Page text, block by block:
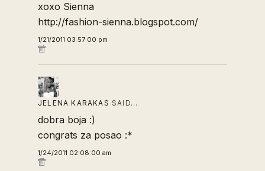
xoxo Sienna
http://fashion-sienna.blogspot.com/
1/21/2011 03:57:00 pm
JELENA KARAKAS SAID…
dobra boja :)
congrats za posao :*
1/24/2011 02:08:00 am